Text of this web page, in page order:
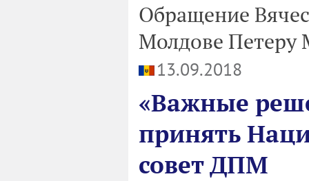
Обращение
Молдове Петеру
13.09.2018
«Важные
принять
совет ДПМ